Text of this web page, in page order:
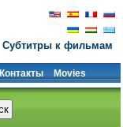
Субтитры к фильмам
Контакты Movies